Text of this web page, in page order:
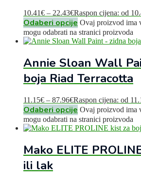
10.41€ – 22.43€Raspon cijena: od
Odaberi opcije Ovaj proizvod ima
mogu odabrati na stranici proizvoda
Annie Sloan Wall
boja Riad Terracotta
11.15€ – 87.96€Raspon cijena: od
Odaberi opcije Ovaj proizvod ima
mogu odabrati na stranici proizvoda
Mako ELITE
ili lak